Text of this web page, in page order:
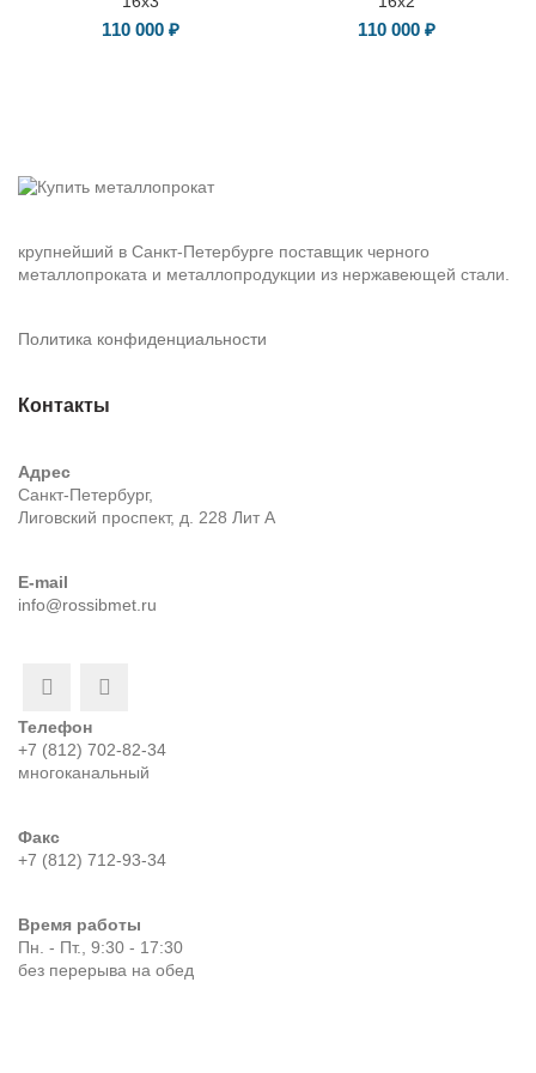
110 000 ₽ 110 000 ₽
крупнейший в Санкт-Петербурге поставщик черного
металлопроката и металлопродукции из нержавеющей стали.
Политика конфиденциальности
Контакты
Адрес
Санкт-Петербург,
Лиговский проспект, д. 228 Лит А
E-mail
info@rossibmet.ru
Телефон
+7 (812) 702-82-34
многоканальный
Факс
+7 (812) 712-93-34
Время работы
Пн. - Пт., 9:30 - 17:30
без перерыва на обед